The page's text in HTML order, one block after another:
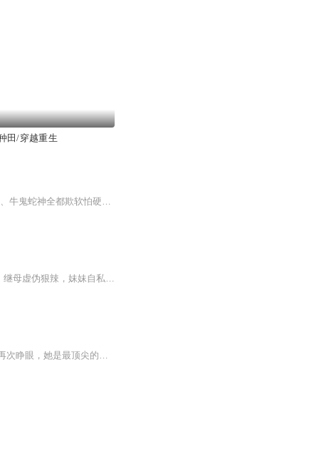
田/穿越重生
一朝穿越，特工女王变成小农女一枚，还附赠一枚小包子。 父母偏心，兄妹不喜，爷奶叔伯、牛鬼蛇神全都欺软怕硬，偏心爷奶想卖了她换钱？渣娘也想掺和一下…… 这该怎么办？不要怂，就是干。【收听须知】1、该专辑免费收听。2、收听过程中，如果想快速阅读小说文字版的全部章节，请在微信中搜索公众号【飘扬文学】，关注后，并在公众号中回复：【233】，便可快速阅读小说文字版全集。(注意：需要在公众号中回复才有效哦）
作者：九转成丹。 演播：80后素人老大姐 穿越到被继母养废的嫡长女身上，渣爹唯利是图，继母虚伪狠辣，妹妹自私阴毒……呵呵，你要宅斗，我要武斗！区区一宅之间，岂能困住异世特工！ 只是，风华初绽，就引来群狼环伺；状元，我们已经退婚了，别来纠缠我；表哥，近亲结婚是不好的，各自珍重吧；殿下，您明天就要登基了，还是赶快回宫吧…… 至于那个什么王爷，你这么蛇精病你娘知道吗？莫名其妙你就来一个邪魅pose说什么“你只属于我”，你真的不需要再去吃点药吗？
穿成备受欺凌的废材大小姐，不仅被家族抛弃，被渣男退婚，还被人活活打死，香消玉殒。再次睁眼，她是最顶尖的天才特工，医术、毒术、炼丹术，术术精通。绝世修炼天赋全被开启，浴火重生，摇身乌鸦变凤凰。纤纤玉手掌生死，微微一笑倾众生。只可惜，某位太子爷不太乐意了——“殿下！太子妃去参加西陵王选妃了！”太子爷双目一横：“点兵十万，即刻攻过去！”“是要把太子妃抢回来吗？”“蠢货！抢什么抢，当然是一起跪求太子妃回来！人多力量大。”特工枭医狂妃听书群：943961053